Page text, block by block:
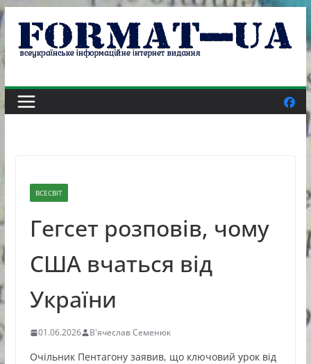
Skip
content
ВСЕСВІТ
Гегсет розповів, чому
США вчаться від
України
01.06.2026 В'ячеслав Семенюк
Очільник Пентагону заявив, що ключовий урок від